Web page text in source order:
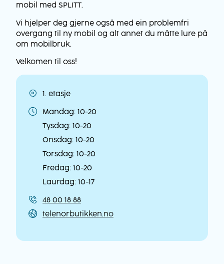
mobil med SPLITT.
Vi hjelper deg gjerne også med ein problemfri
overgang til ny mobil og alt annet du måtte lure på
om mobilbruk.
Velkomen til oss!
Lokasjon
1. etasje
Åpningstider
Mandag: 10-20
Tysdag: 10-20
Onsdag: 10-20
Torsdag: 10-20
Fredag: 10-20
Laurdag: 10-17
Kontaktinformasjon
48 00 18 88
telenorbutikken.no